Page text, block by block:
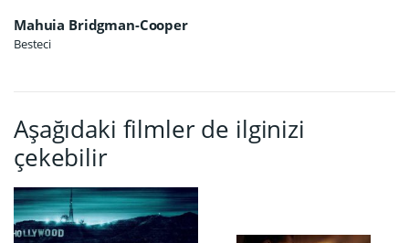
Mahuia Bridgman-Cooper
Besteci
Aşağıdaki filmler de ilginizi
çekebilir